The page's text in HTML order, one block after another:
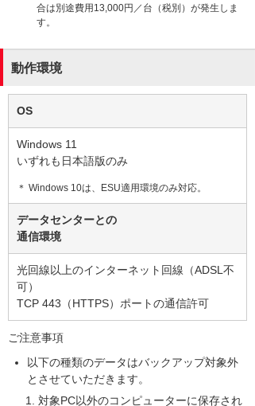
合は別途費用13,000円／台（税別）が発生しま
す。
動作環境
OS
Windows 11
いずれも日本語版のみ
＊ Windows 10は、ESU適用環境のみ対応。
データセンターとの
通信環境
光回線以上のインターネット回線（ADSL不
可）
TCP 443（HTTPS）ポートの通信許可
ご注意事項
以下の種類のデータはバックアップ対象外
とさせていただきます。
対象PC以外のコンピューターに保存され